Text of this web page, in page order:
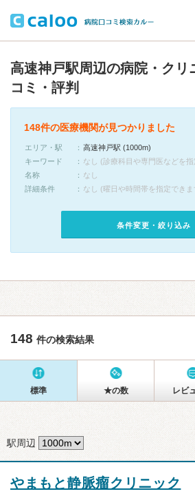
高速神戸駅周辺の病院・クリ
コミ・評判
148件の医療機関が見つかりました
エリア・駅
高速神戸駅 (1000m)
キーワード
なし (診療科目や専門医などを
名称
なし
詳細条件
なし (曜日や時間帯を指定できま
条件変更・絞り込み
148 件の検索結果
標準 ★の数 レビ
駅周辺
やまもと静脈瘤クリニック